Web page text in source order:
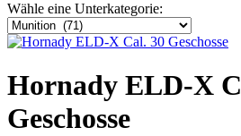
Wähle eine Unterkategorie:
Hornady ELD-X
Geschosse